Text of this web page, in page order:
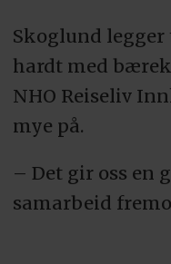
Skoglund
hardt med
NHO Reiseliv
mye på.
– Det gir oss en
samarbeid